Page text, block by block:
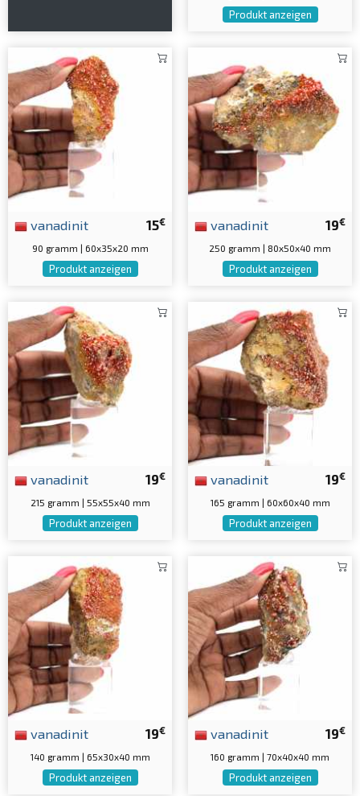
Produkt anzeigen
15€
vanadinit
90 gramm | 60x35x20 mm
Produkt anzeigen
19€
vanadinit
250 gramm | 80x50x40 mm
Produkt anzeigen
19€
vanadinit
215 gramm | 55x55x40 mm
Produkt anzeigen
19€
vanadinit
165 gramm | 60x60x40 mm
Produkt anzeigen
19€
vanadinit
140 gramm | 65x30x40 mm
Produkt anzeigen
19€
vanadinit
160 gramm | 70x40x40 mm
Produkt anzeigen